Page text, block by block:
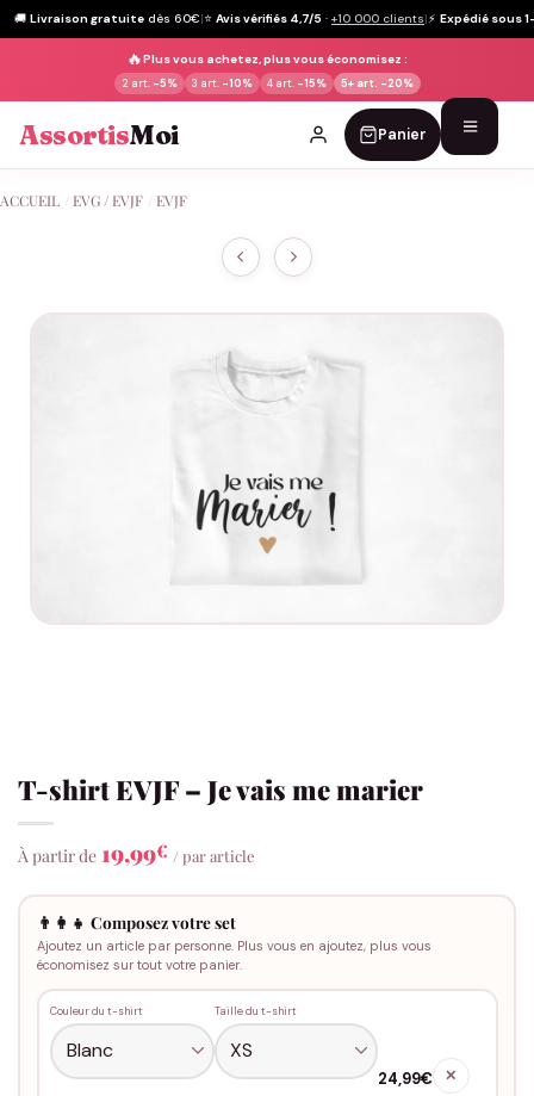
🚚 Livraison gratuite dès 60€|⭐ Avis vérifiés 4,7/5 · +10 000 clients|⚡ Expédié sous
🔥Plus vous achetez, plus vous économisez :
2 art. -5% 3 art. -10% 4 art. -15% 5+ art. -20%
AssortisMoi Panier
au
ACCUEIL EVG / EVJF EVJF
T-shirt EVJF – Je vais me marier
À partir de 19,99€ / par article
👨‍👩‍👧 Composez votre set
Ajoutez un article par personne. Plus vous en ajoutez, plus vous
économisez sur tout votre panier.
Couleur du t-shirt Taille du t-shirt
24,99€ ✕